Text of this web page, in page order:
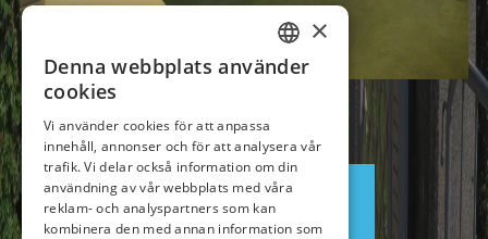
Boka
SWEDISH
ENGLISH
×
Denna webbplats använder
cookies
Vi använder cookies för att anpassa
innehåll, annonser och för att analysera vår
trafik. Vi delar också information om din
användning av vår webbplats med våra
reklam- och analyspartners som kan
kombinera den med annan information som